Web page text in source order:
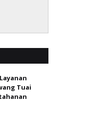
Tuai